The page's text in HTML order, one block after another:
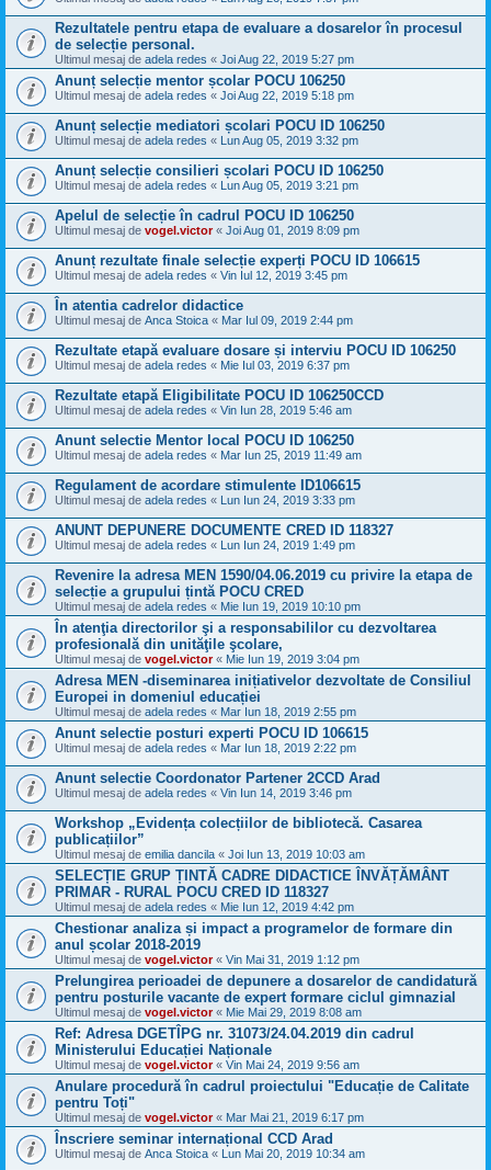
Rezultatele pentru etapa de evaluare a dosarelor în procesul
de selecție personal.
Ultimul mesaj de adela redes « Joi Aug 22, 2019 5:27 pm
Anunț selecție mentor școlar POCU 106250
Ultimul mesaj de adela redes « Joi Aug 22, 2019 5:18 pm
Anunț selecție mediatori școlari POCU ID 106250
Ultimul mesaj de adela redes « Lun Aug 05, 2019 3:32 pm
Anunț selecție consilieri școlari POCU ID 106250
Ultimul mesaj de adela redes « Lun Aug 05, 2019 3:21 pm
Apelul de selecție în cadrul POCU ID 106250
Ultimul mesaj de vogel.victor« Joi Aug 01, 2019 8:09 pm
Anunț rezultate finale selecție experți POCU ID 106615
Ultimul mesaj de adela redes « Vin Iul 12, 2019 3:45 pm
În atentia cadrelor didactice
Ultimul mesaj de Anca Stoica « Mar Iul 09, 2019 2:44 pm
Rezultate etapă evaluare dosare și interviu POCU ID 106250
Ultimul mesaj de adela redes « Mie Iul 03, 2019 6:37 pm
Rezultate etapă Eligibilitate POCU ID 106250CCD
Ultimul mesaj de adela redes « Vin Iun 28, 2019 5:46 am
Anunt selectie Mentor local POCU ID 106250
Ultimul mesaj de adela redes « Mar Iun 25, 2019 11:49 am
Regulament de acordare stimulente ID106615
Ultimul mesaj de adela redes « Lun Iun 24, 2019 3:33 pm
ANUNT DEPUNERE DOCUMENTE CRED ID 118327
Ultimul mesaj de adela redes « Lun Iun 24, 2019 1:49 pm
Revenire la adresa MEN 1590/04.06.2019 cu privire la etapa de
selecție a grupului țintă POCU CRED
Ultimul mesaj de adela redes « Mie Iun 19, 2019 10:10 pm
În atenţia directorilor şi a responsabililor cu dezvoltarea
profesională din unităţile şcolare,
Ultimul mesaj de vogel.victor« Mie Iun 19, 2019 3:04 pm
Adresa MEN -diseminarea inițiativelor dezvoltate de Consiliul
Europei in domeniul educației
Ultimul mesaj de adela redes « Mar Iun 18, 2019 2:55 pm
Anunt selectie posturi experti POCU ID 106615
Ultimul mesaj de adela redes « Mar Iun 18, 2019 2:22 pm
Anunt selectie Coordonator Partener 2CCD Arad
Ultimul mesaj de adela redes « Vin Iun 14, 2019 3:46 pm
Workshop „Evidența colecțiilor de bibliotecă. Casarea
publicațiilor”
Ultimul mesaj de emilia dancila « Joi Iun 13, 2019 10:03 am
SELECȚIE GRUP ȚINTĂ CADRE DIDACTICE ÎNVĂȚĂMÂNT
PRIMAR - RURAL POCU CRED ID 118327
Ultimul mesaj de adela redes « Mie Iun 12, 2019 4:42 pm
Chestionar analiza și impact a programelor de formare din
anul școlar 2018-2019
Ultimul mesaj de vogel.victor« Vin Mai 31, 2019 1:12 pm
Prelungirea perioadei de depunere a dosarelor de candidatură
pentru posturile vacante de expert formare ciclul gimnazial
Ultimul mesaj de vogel.victor« Mie Mai 29, 2019 8:08 am
Ref: Adresa DGETÎPG nr. 31073/24.04.2019 din cadrul
Ministerului Educației Naționale
Ultimul mesaj de vogel.victor« Vin Mai 24, 2019 9:56 am
Anulare procedură în cadrul proiectului "Educație de Calitate
pentru Toți"
Ultimul mesaj de vogel.victor« Mar Mai 21, 2019 6:17 pm
Înscriere seminar internațional CCD Arad
Ultimul mesaj de Anca Stoica « Lun Mai 20, 2019 10:34 am